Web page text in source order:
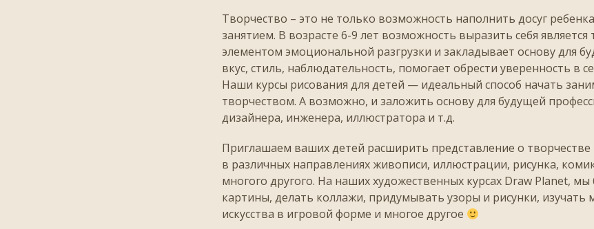
Творчество – это не только возможность наполнить досуг
занятием. В возрасте 6-9 лет возможность выразить себя
элементом эмоциональной разгрузки и закладывает основу для
вкус, стиль, наблюдательность, помогает обрести уверенность в
Наши курсы рисования для детей — идеальный способ начать
творчеством. А возможно, и заложить основу для будущей
дизайнера, инженера, иллюстратора и т.д.
Приглашаем ваших детей расширить представление о творчестве
в различных направлениях живописи, иллюстрации, рисунка,
многого другого. На наших художественных курсах Draw Planet,
картины, делать коллажи, придумывать узоры и рисунки,
искусства в игровой форме и многое другое